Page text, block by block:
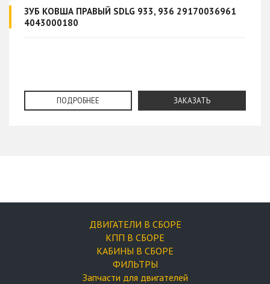
ЗУБ КОВША ПРАВЫЙ SDLG 933, 936 29170036961
4043000180
ПОДРОБНЕЕ ЗАКАЗАТЬ
ДВИГАТЕЛИ В СБОРЕ
КПП В СБОРЕ
КАБИНЫ В СБОРЕ
ФИЛЬТРЫ
Запчасти для двигателей